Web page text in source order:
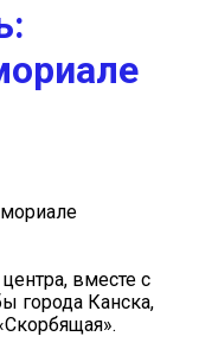
вместе с
города Канска,